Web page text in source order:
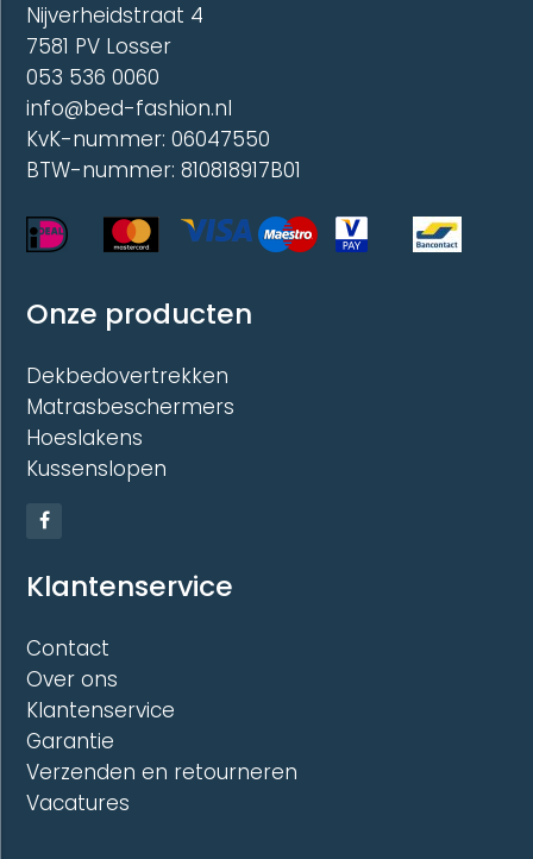
Nijverheidstraat 4
7581 PV Losser
053 536 0060
info@bed-fashion.nl
KvK-nummer: 06047550
BTW-nummer: 810818917B01
Onze producten
Dekbedovertrekken
Matrasbeschermers
Hoeslakens
Kussenslopen
Klantenservice
Contact
Over ons
Klantenservice
Garantie
Verzenden en retourneren
Vacatures